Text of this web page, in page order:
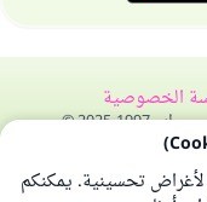
الخصوصية
2025 ©
لأغراض تحسينية. يمكنكم